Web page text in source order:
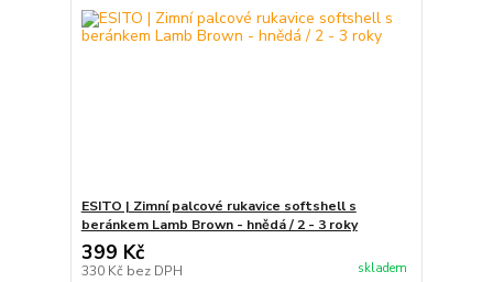
ESITO | Zimní palcové rukavice softshell s
beránkem Lamb Brown - hnědá / 2 - 3 roky
399 Kč
330 Kč bez DPH skladem